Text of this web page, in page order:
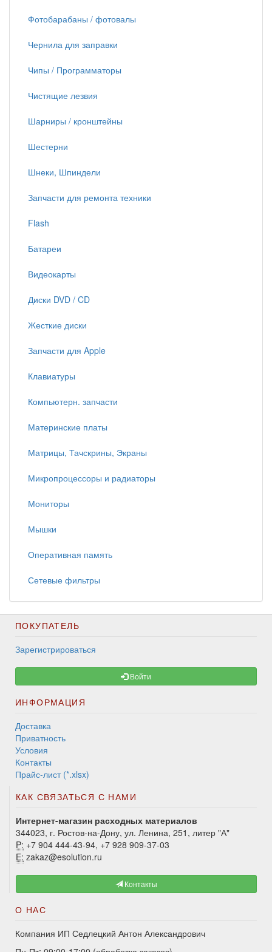
Фотобарабаны / фотовалы
Чернила для заправки
Чипы / Программаторы
Чистящие лезвия
Шарниры / кронштейны
Шестерни
Шнеки, Шпиндели
Запчасти для ремонта техники
Flash
Батареи
Видеокарты
Диски DVD / CD
Жесткие диски
Запчасти для Apple
Клавиатуры
Компьютерн. запчасти
Материнские платы
Матрицы, Тачскрины, Экраны
Микропроцессоры и радиаторы
Мониторы
Мышки
Оперативная память
Сетевые фильтры
ПОКУПАТЕЛЬ
Зарегистрироваться
Войти
ИНФОРМАЦИЯ
Доставка
Приватность
Условия
Контакты
Прайс-лист (*.xlsx)
КАК СВЯЗАТЬСЯ С НАМИ
Интернет-магазин расходных материалов
344023, г. Ростов-на-Дону, ул. Ленина, 251, литер "А"
P: +7 904 444-43-94, +7 928 909-37-03
E: zakaz@esolution.ru
Контакты
О НАС
Компания ИП Седлецкий Антон Александрович